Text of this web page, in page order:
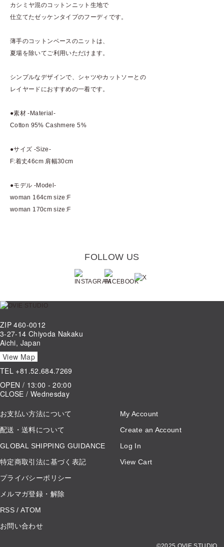
カシミヤ混のコットンニット生地で
仕立てたゼッケンタイプのフーディです。
薄手のコットンベースのニットは、
夏場を除いてご利用いただけます。
シンプルなデザインで、シャツやカットソーとの
レイヤードにおすすめの一着です。
●素材 -Material-
Cotton 95% Cashmere 5%
●サイズ -Size-
F:着丈46cm 肩幅30cm
●モデル -Model-
woman 164cm size:F
woman 170cm size:F
FOLLOW US
ZIP 460-0012
3-27-14 Chiyoda Nakaku
Aichi, Japan
View Map
TEL +81.52.684.7269
OPEN / 13:00 - 20:00
CLOSE / Wednesday
お支払い方法について
配送・送料について
GLOBAL SHIPPING GUIDANCE
特定商取引法に基づく表記
プライバシーポリシー
メルマガ登録・解除
RSS /ATOM
お問い合わせ
My Account
Create an Account
Log In
View Cart